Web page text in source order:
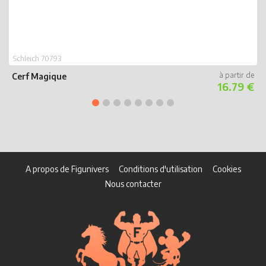
Cerf Magique
Schleich 70793
16.79 €
A propos de Figunivers Conditions d'utilisation
Cookies
Nous contacter